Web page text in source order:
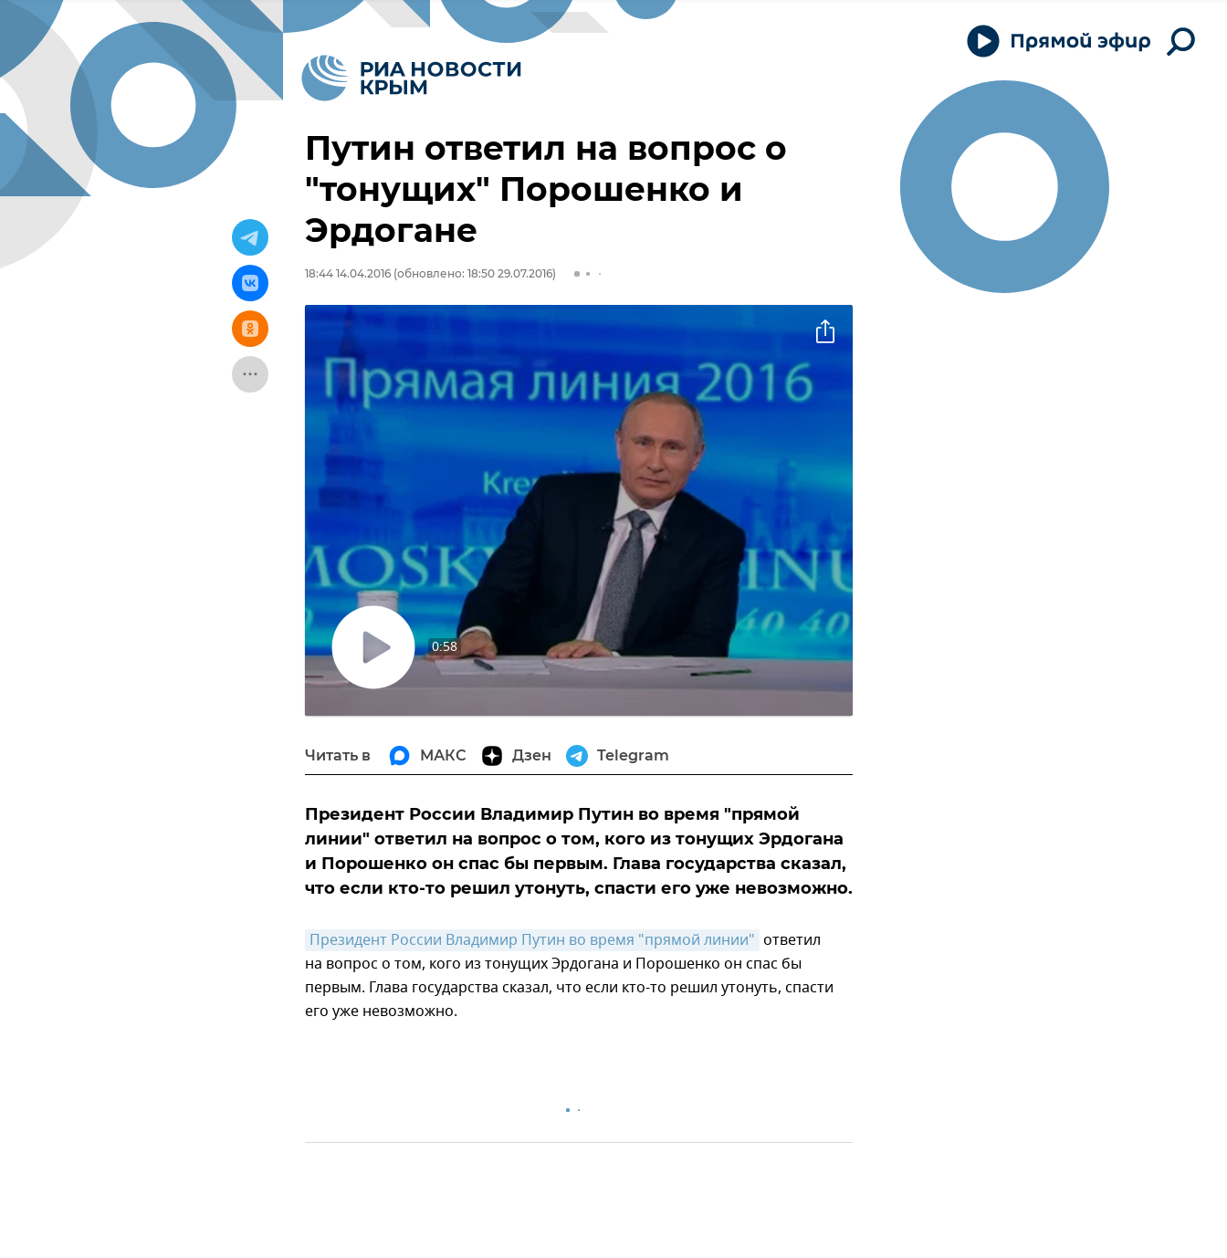
Путин ответил на вопрос о
"тонущих" Порошенко и
Эрдогане
18:44 14.04.2016 (обновлено: 18:50 29.07.2016)
Воспроизвести
0:58
Читать в МАКС Дзен Telegram
Президент России Владимир Путин во время "прямой
линии" ответил на вопрос о том, кого из тонущих Эрдогана
и Порошенко он спас бы первым. Глава государства сказал,
что если кто-то решил утонуть, спасти его уже невозможно.
Президент России Владимир Путин во время "прямой линии" ответил
на вопрос о том, кого из тонущих Эрдогана и Порошенко он спас бы
первым. Глава государства сказал, что если кто-то решил утонуть, спасти
его уже невозможно.